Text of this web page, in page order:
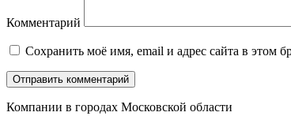
Комментарий
Сохранить моё имя, email и адрес сайта в этом
Компании в городах Московской области